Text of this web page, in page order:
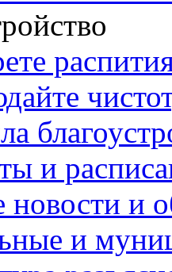
и
и
и